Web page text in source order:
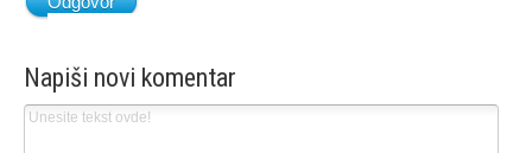
Napiši novi komentar